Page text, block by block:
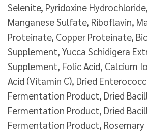
Selenite, Pyridoxine
Manganese Sulfate, Riboflavin,
Proteinate, Copper Proteinate,
Supplement, Yucca Schidigera
Supplement, Folic Acid, Calcium
Acid (Vitamin C), Dried
Fermentation Product, Dried
Fermentation Product, Dried
Fermentation Product, Rosemary